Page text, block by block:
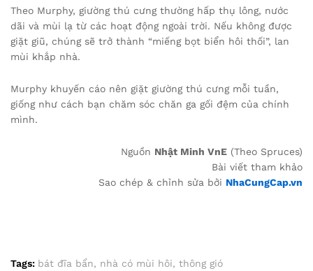
Theo Murphy, giường thú cưng thường hấp thụ lông, nước
dãi và mùi lạ từ các hoạt động ngoài trời. Nếu không được
giặt giũ, chúng sẽ trở thành “miếng bọt biển hôi thối”, lan
mùi khắp nhà.
Murphy khuyến cáo nên giặt giường thú cưng mỗi tuần,
giống như cách bạn chăm sóc chăn ga gối đệm của chính
mình.
Nguồn Nhật Minh VnE (Theo Spruces)
Bài viết tham khảo
Sao chép & chỉnh sửa bởi NhaCungCap.vn
Tags: bát đĩa bẩn, nhà có mùi hôi, thông gió